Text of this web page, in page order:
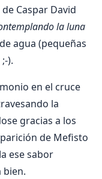
Caspar David
la luna
agua (pequeñas
).
en el cruce
la
gracias a los
de Mefisto
ese sabor
bien.